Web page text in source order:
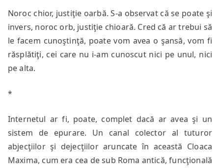
Noroc chior, justiţie oarbă. S-a observat că se poate şi
invers, noroc orb, justiţie chioară. Cred că ar trebui să
le facem cunoştinţă, poate vom avea o şansă, vom fi
răsplătiţi, cei care nu i-am cunoscut nici pe unul, nici
pe alta.
*
Internetul ar fi, poate, complet dacă ar avea şi un
sistem de epurare. Un canal colector al tuturor
abjecţiilor şi dejecţiilor aruncate în această Cloaca
Maxima, cum era cea de sub Roma antică, funcţională